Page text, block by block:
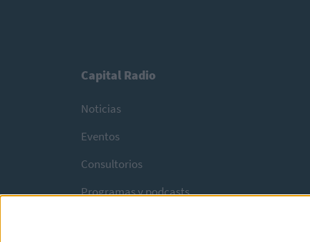
Capital Radio
Noticias
Eventos
Consultorios
Programas y podcasts